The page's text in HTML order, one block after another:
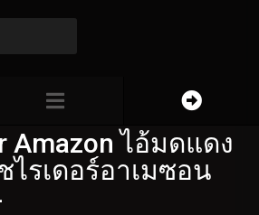
Amazon ไอ้มดแดง
ไรเดอร์อาเมซอน